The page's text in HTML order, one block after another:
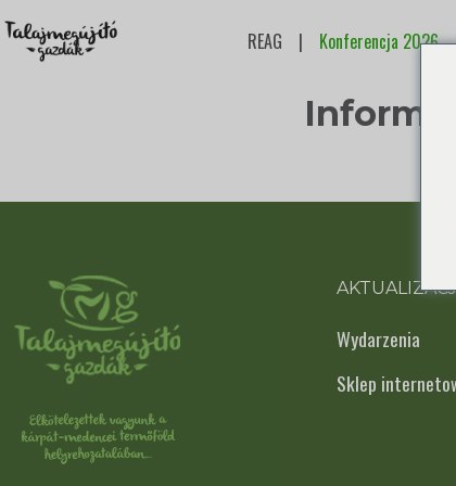
REAG | Konferencja 2026.
Wydarzenia
Sklep